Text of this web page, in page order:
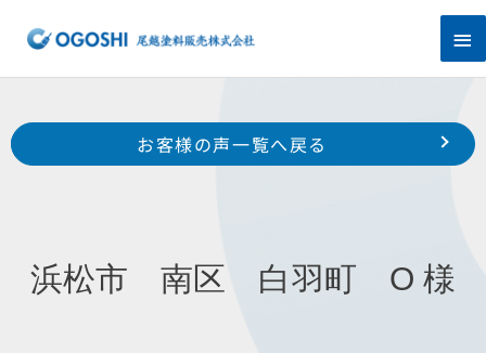
ス
プ
メ
イ
ン
メ
ー
Prev
浜松市 東区 将監町 S 様
磐田市 富士見町 T 様
お客様の声一覧へ戻る
浜松市 南区 白羽町 O 様